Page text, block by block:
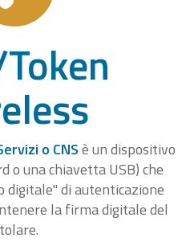
o CNSè un dispositivo
o una chiavetta USB) che
digitale" di autenticazione
la firma digitale del